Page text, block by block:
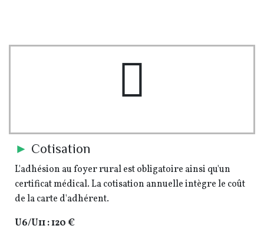
► Cotisation
L'adhésion au foyer rural est obligatoire ainsi qu'un
certificat médical. La cotisation annuelle intègre le coût
de la carte d'adhérent.
U6/U11 : 120 €